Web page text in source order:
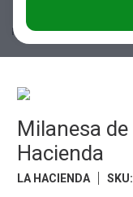
Hacienda
Milanesa
Hacienda
LA HACIENDA SKU:
.
Valijas
Cerveza
Galletitas
Yerba